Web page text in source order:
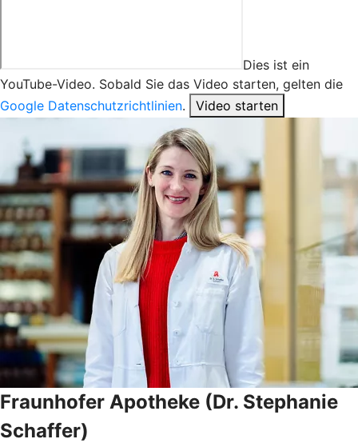
Dies ist ein
YouTube-Video. Sobald Sie das Video starten, gelten die
Google Datenschutzrichtlinien. Video starten
Fraunhofer Apotheke (Dr. Stephanie
Schaffer)